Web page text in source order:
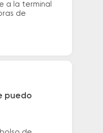
a la terminal
de
puedo